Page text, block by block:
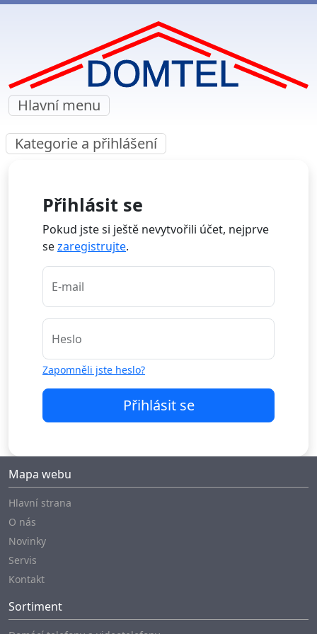
Hlavní menu
Kategorie a přihlášení
Přihlásit se
Pokud jste si ještě nevytvořili účet, nejprve
sezaregistrujte.
E-mail
Heslo
Zapomněli jste heslo?
Přihlásit se
Mapa webu
Hlavní strana
O nás
Novinky
Servis
Kontakt
Sortiment